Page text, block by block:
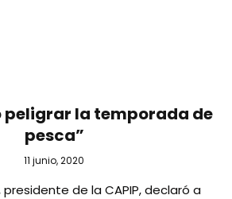
peligrar la temporada de
pesca”
11 junio, 2020
de la CAPIP, declaró a